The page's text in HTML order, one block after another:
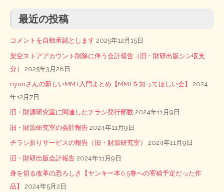
最近の投稿
コメントを自動承認とします 2025年12月15日
架空ストアアカウント削除に伴う会計報告（旧・財研出版シン収支
分）
2025年3月28日
nyunさんの新しいMMT入門まとめ【MMTを知ってほしい会】
2024
年12月7日
旧・財源研究室に関連したチラシ発行部数 2024年11月9日
旧・財源研究室の会計報告 2024年11月9日
チラシ折りサービスの報告（旧・財源研究室） 2024年11月9日
旧・財研出版会計報告 2024年11月9日
身を切る改革の恐ろしさ【ヤンキー本0.5巻への寄稿予定だった作
品】
2024年5月2日